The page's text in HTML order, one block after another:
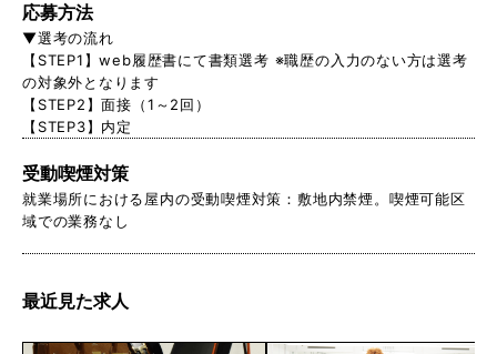
応募方法
▼選考の流れ
【STEP1】web履歴書にて書類選考 ※職歴の入力のない方は選考
の対象外となります
【STEP2】面接（1～2回）
【STEP3】内定
受動喫煙対策
就業場所における屋内の受動喫煙対策：敷地内禁煙。喫煙可能区
域での業務なし
最近見た求人